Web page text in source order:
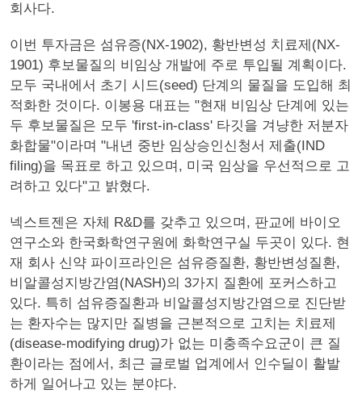
회사다.
이번 투자금은 섬유증(NX-1902), 황반변성 치료제(NX-
1901) 후보물질의 비임상 개발에 주로 투입될 계획이다.
모두 국내에서 초기 시드(seed) 단계의 물질을 도입해 최
적화한 것이다. 이봉용 대표는 "현재 비임상 단계에 있는
두 후보물질은 모두 'first-in-class' 타깃을 겨냥한 저분자
화합물"이라며 "내년 중반 임상승인신청서 제출(IND
filing)을 목표로 하고 있으며, 미국 임상을 우선적으로 고
려하고 있다"고 밝혔다.
넥스트젠은 자체 R&D를 갖추고 있으며, 판교에 바이오
연구소와 한국화학연구원에 화학연구실 두곳이 있다. 현
재 회사 신약 파이프라인은 섬유증질환, 황반변성질환,
비알콜성지방간염(NASH)의 3가지 질환에 포커스하고
있다. 특히 섬유증질환과 비알콜성지방간염으로 진단받
는 환자수는 많지만 질병을 근본적으로 고치는 치료제
(disease-modifying drug)가 없는 미충족수요군이 큰 질
환이라는 점에서, 최근 글로벌 업계에서 인수딜이 활발
하게 일어나고 있는 분야다.